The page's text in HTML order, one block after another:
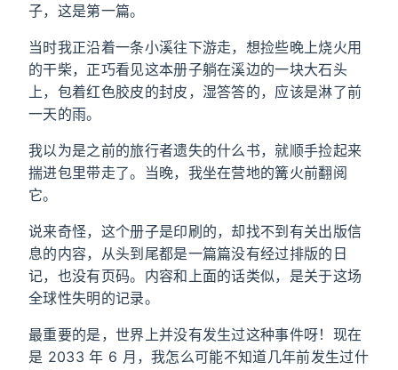
子，这是第一篇。
当时我正沿着一条小溪往下游走，想捡些晚上烧火用
的干柴，正巧看见这本册子躺在溪边的一块大石头
上，包着红色胶皮的封皮，湿答答的，应该是淋了前
一天的雨。
我以为是之前的旅行者遗失的什么书，就顺手捡起来
揣进包里带走了。当晚，我坐在营地的篝火前翻阅
它。
说来奇怪，这个册子是印刷的，却找不到有关出版信
息的内容，从头到尾都是一篇篇没有经过排版的日
记，也没有页码。内容和上面的话类似，是关于这场
全球性失明的记录。
最重要的是，世界上并没有发生过这种事件呀！现在
是 2033 年 6 月，我怎么可能不知道几年前发生过什